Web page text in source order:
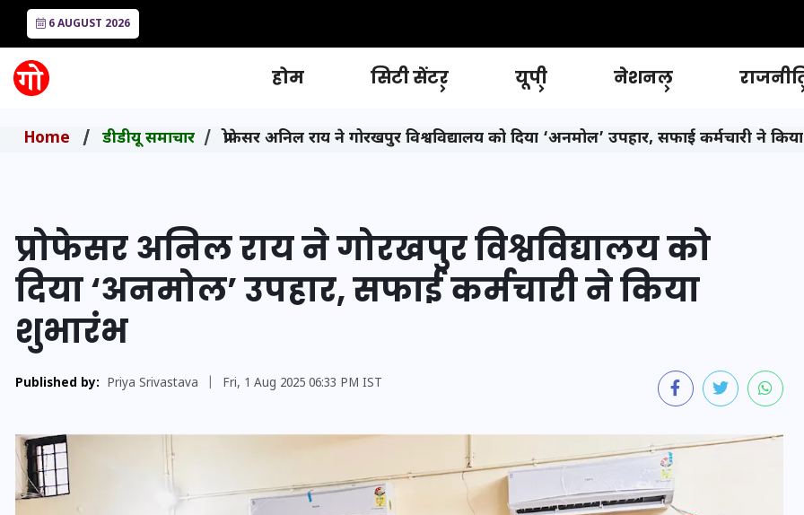
6 AUGUST 2026
होम सिटी सेंटर यूपी नेशनल
Home डीडीयू समाचार प्रोफेसर अनिल राय ने गोरखपुर विश्वविद्यालय को दिया ‘अनमोल’ उपहार, सफाई कर्मचारी ने
प्रोफेसर अनिल राय ने गोरखपुर विश्वविद्यालय को
दिया ‘अनमोल’ उपहार, सफाई कर्मचारी ने किया
शुभारंभ
Published by: Priya Srivastava Fri, 1 Aug 2025 06:33 PM IST